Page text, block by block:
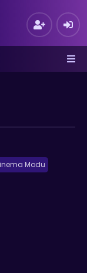
Modu